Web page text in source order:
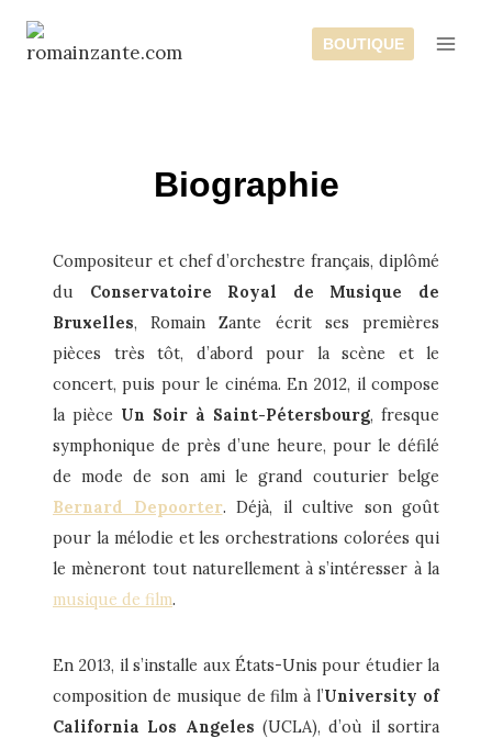
BOUTIQUE
Biographie
Compositeur et chef d’orchestre français, diplômé
du Conservatoire Royal de Musique de
Bruxelles, Romain Zante écrit ses premières
pièces très tôt, d’abord pour la scène et le
concert, puis pour le cinéma. En 2012, il compose
la pièce Un Soir à Saint-Pétersbourg, fresque
symphonique de près d’une heure, pour le défilé
de mode de son ami le grand couturier belge
Bernard Depoorter. Déjà, il cultive son goût
pour la mélodie et les orchestrations colorées qui
le mèneront tout naturellement à s’intéresser à la
musique de film.
En 2013, il s’installe aux États-Unis pour étudier la
composition de musique de film à l’University of
California Los Angeles (UCLA), d’où il sortira